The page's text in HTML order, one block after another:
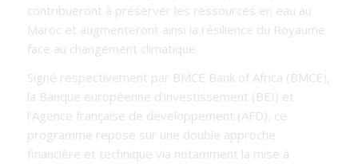
contribueront à préserver les ressources en eau au
Maroc et augmenteront ainsi la résilience du Royaume
face au changement climatique.
Signé respectivement par BMCE Bank of Africa (BMCE),
la Banque européenne d’investissement (BEI) et
l’Agence française de développement (AFD), ce
programme repose sur une double approche
financière et technique via notamment la mise à